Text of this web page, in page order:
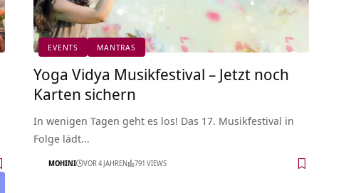
EVENTS MANTRAS
Yoga Vidya Musikfestival – Jetzt noch
Karten sichern
In wenigen Tagen geht es los! Das 17. Musikfestival in
Folge lädt…
MOHINI VOR 4 JAHREN 791 VIEWS